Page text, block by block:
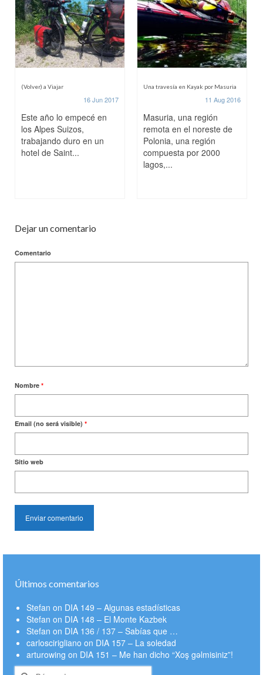
(Volver) a Viajar
16 Jun 2017
Este año lo empecé en
los Alpes Suizos,
trabajando duro en un
hotel de Saint...
Una travesía en Kayak por Masuria
11 Aug 2016
Masuria, una región
remota en el noreste de
Polonia, una región
compuesta por 2000
lagos,...
Dejar un comentario
Comentario
Nombre *
Email (no será visible) *
Sitio web
Últimos comentarios
Stefan on DIA 149 – Algunas estadísticas
Stefan on DIA 148 – El Monte Kazbek
Stefan on DIA 136 / 137 – Sabías que …
carloscirigliano on DIA 157 – La soledad
arturowing on DIA 151 – Me han dicho “Xoş gəlmisiniz”!
Buscar